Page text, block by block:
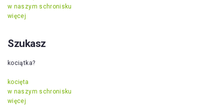
w naszym schronisku
więcej
Szukasz
kociątka?
kocięta
w naszym schronisku
więcej